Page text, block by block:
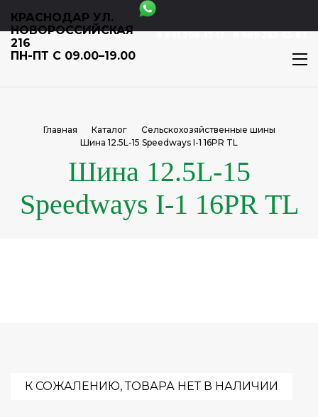
КРАСНОДАР УЛ.
НОВОРОССИЙСКАЯ
216
ПН-ПТ С 09.00–19.00
8 861 298-17-12 8 989 262-55-83
Главная Каталог
Сельскохозяйственные шины
Шина 12.5L-15 Speedways I-1 16PR TL
Шина 12.5L-15
Speedways I-1 16PR TL
К СОЖАЛЕНИЮ, ТОВАРА НЕТ В НАЛИЧИИ